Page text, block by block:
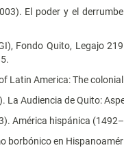
El poder y el
Fondo Quito, Legajo
Latin America: The
La Audiencia de Quito:
América hispánica
borbónico en